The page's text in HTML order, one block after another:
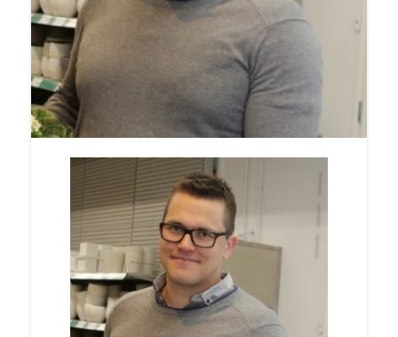
S-ryhmän marketkaupan myyntijohtaja
Oksan
mukaan kotimaisuus on monille yksi
tärkeimmistä, ellei jopa tärkein valintakriteeri
ruokaostoksilla. Kuluttajille tuotteen
kotimaisuus merkitsee esimerkiksi
luotettavuutta ja hyvää laatua.